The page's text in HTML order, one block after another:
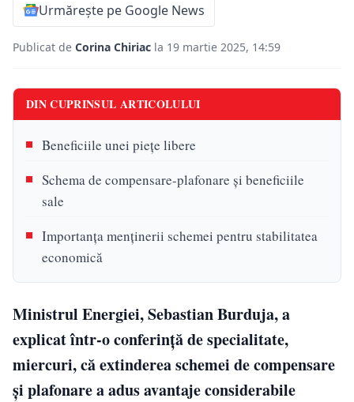
Urmărește pe Google News
Publicat de Corina Chiriac la 19 martie 2025, 14:59
DIN CUPRINSUL ARTICOLULUI
Beneficiile unei piețe libere
Schema de compensare-plafonare și beneficiile
sale
Importanța menținerii schemei pentru stabilitatea
economică
Ministrul Energiei, Sebastian Burduja, a
explicat într-o conferință de specialitate,
miercuri, că extinderea schemei de compensare
și plafonare a adus avantaje considerabile